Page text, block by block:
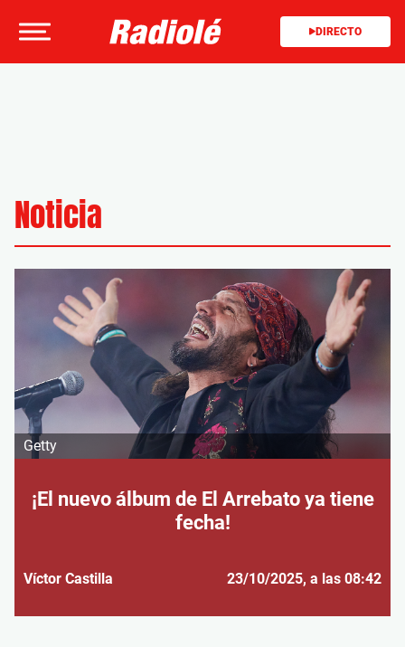
DIRECTO
Noticia
Getty
¡El nuevo álbum de El Arrebato ya tiene
fecha!
Víctor Castilla 23/10/2025, a las 08:42